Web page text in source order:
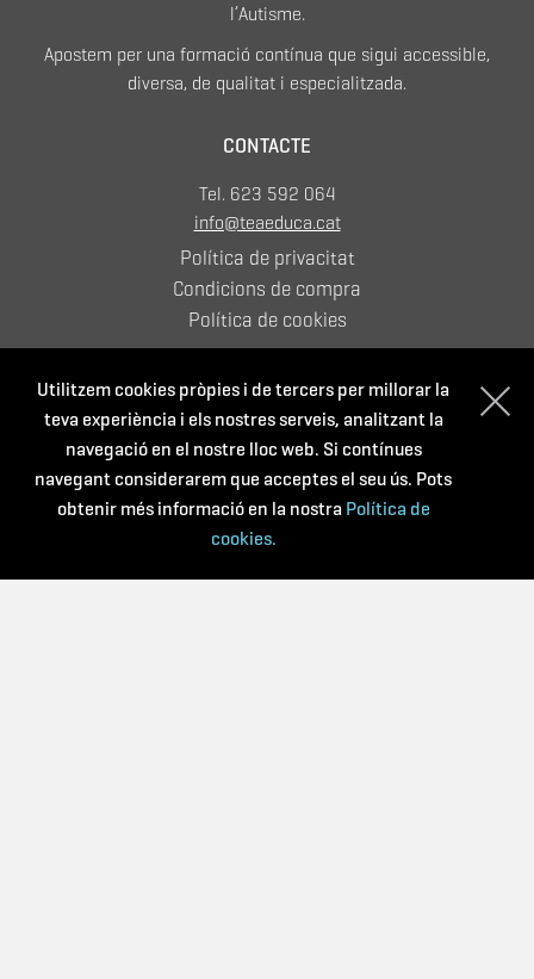
l’Autisme.
Apostem per una formació contínua que sigui accessible,
diversa, de qualitat i especialitzada.
CONTACTE
Tel. 623 592 064
info@teaeduca.cat
Política de privacitat
Condicions de compra
Política de cookies
Amb el suport de:
Utilitzem cookies pròpies i de tercers per millorar la
teva experiència i els nostres serveis, analitzant la
navegació en el nostre lloc web. Si contínues
navegant considerarem que acceptes el seu ús. Pots
obtenir més informació en la nostra Política de
cookies.